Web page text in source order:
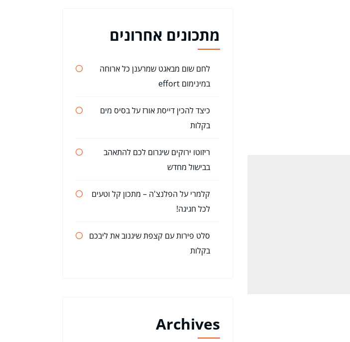
מתכונים אחרונים
לחם שום מבאגט שמרענן כל ארוחה
במינימום effort
כיצד להכין דייסת אורז על בסיס מים
בקלות
ריזוטו ירוקים שיגרום לכם להתאהב
בבישול מחדש
קלמרי על הפלנצ'ה – מתכון קל וטעים
לכל חגיגה!
סלט פירות עם קצפת שיגנוב את ליבכם
בקלות
Archives